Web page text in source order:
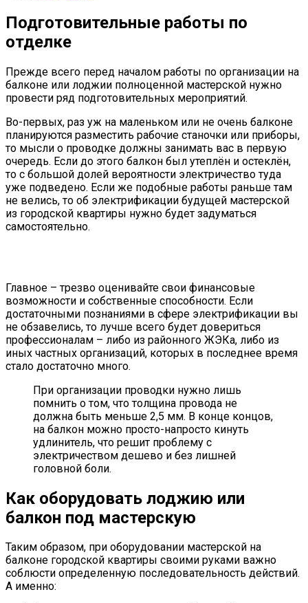
Подготовительные работы по
отделке
Прежде всего перед началом работы по организации на
балконе или лоджии полноценной мастерской нужно
провести ряд подготовительных мероприятий.
Во-первых, раз уж на маленьком или не очень балконе
планируются разместить рабочие станочки или приборы,
то мысли о проводке должны занимать вас в первую
очередь. Если до этого балкон был утеплён и остеклён,
то с большой долей вероятности электричество туда
уже подведено. Если же подобные работы раньше там
не велись, то об электрификации будущей мастерской
из городской квартиры нужно будет задуматься
самостоятельно.
Главное – трезво оценивайте свои финансовые
возможности и собственные способности. Если
достаточными познаниями в сфере электрификации вы
не обзавелись, то лучше всего будет довериться
профессионалам – либо из районного ЖЭКа, либо из
иных частных организаций, которых в последнее время
стало достаточно много.
При организации проводки нужно лишь
помнить о том, что толщина провода не
должна быть меньше 2,5 мм. В конце концов,
на балкон можно просто-напросто кинуть
удлинитель, что решит проблему с
электричеством дешево и без лишней
головной боли.
Как оборудовать лоджию или
балкон под мастерскую
Таким образом, при оборудовании мастерской на
балконе городской квартиры своими руками важно
соблюсти определенную последовательность действий.
А именно: